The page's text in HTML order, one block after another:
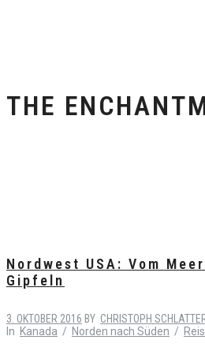
THE
Nordwest USA: Vom
Gipfeln
3. OKTOBER 2016 BY CHRISTOPH
In Kanada / Norden nach Süden /